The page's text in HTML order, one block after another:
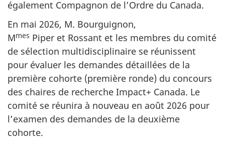
également Compagnon de l’Ordre du Canada.
En mai 2026, M. Bourguignon,
Mmes Piper et Rossant et les membres du comité
de sélection multidisciplinaire se réunissent
pour évaluer les demandes détaillées de la
première cohorte (première ronde) du concours
des chaires de recherche Impact+ Canada. Le
comité se réunira à nouveau en août 2026 pour
l’examen des demandes de la deuxième
cohorte.